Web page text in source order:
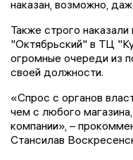
наказан, возможно,
Также строго
"Октябрьский" в ТЦ
огромные очереди из
своей должности.
«Спрос с органов
чем с любого
компании», –
Стансилав